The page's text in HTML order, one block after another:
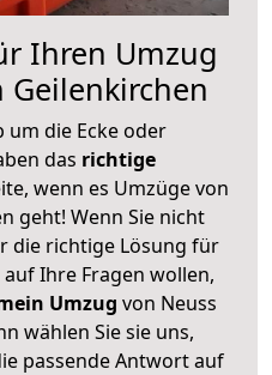
Ihren Umzug
Geilenkirchen
um die Ecke oder
das richtige
wenn es Umzüge von
geht! Wenn Sie nicht
die richtige Lösung für
Ihre Fragen wollen,
Umzug von Neuss
wählen Sie sie uns,
passende Antwort auf